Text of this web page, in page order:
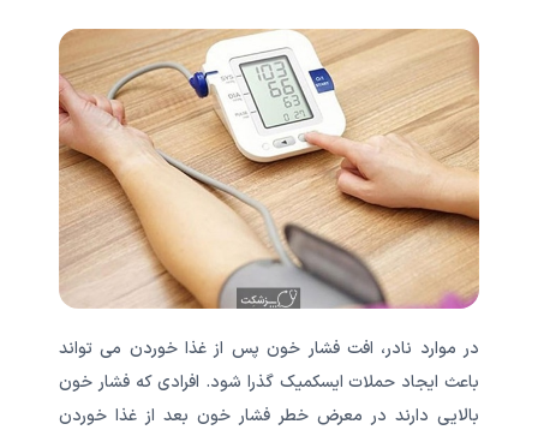
در موارد نادر، افت فشار خون پس از غذا خوردن می تواند
باعث ایجاد حملات ایسکمیک گذرا شود. افرادی که فشار خون
بالایی دارند در معرض خطر فشار خون بعد از غذا خوردن